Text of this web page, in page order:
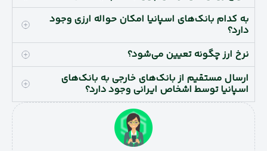
به کدام بانک‌های اسپانیا امکان حواله ارزی وجود
دارد؟
نرخ ارز چگونه تعیین می‌شود؟
ارسال مستقیم از بانک‌های خارجی به بانک‌های
اسپانیا توسط اشخاص ایرانی وجود دارد؟